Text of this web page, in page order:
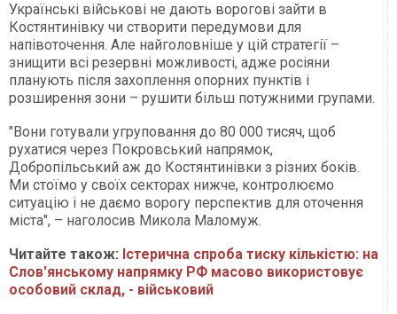
Українські військові не дають ворогові зайти в
Костянтинівку чи створити передумови для
напівоточення. Але найголовніше у цій стратегії –
знищити всі резервні можливості, адже росіяни
планують після захоплення опорних пунктів і
розширення зони – рушити більш потужними групами.
"Вони готували угруповання до 80 000 тисяч, щоб
рухатися через Покровський напрямок,
Добропільський аж до Костянтинівки з різних боків.
Ми стоїмо у своїх секторах нижче, контролюємо
ситуацію і не даємо ворогу перспектив для оточення
міста", – наголосив Микола Маломуж.
Читайте також: Істерична спроба тиску кількістю: на
Слов'янському напрямку РФ масово використовує
особовий склад, - військовий